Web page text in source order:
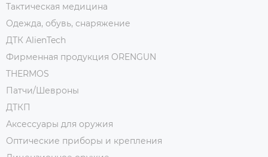
Тактическая медицина
Одежда, обувь, снаряжение
ДТК AlienTech
Фирменная продукция ORENGUN
THERMOS
Патчи/Шевроны
ДТКП
Аксессуары для оружия
Оптические приборы и крепления